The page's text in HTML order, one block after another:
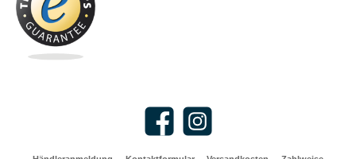
Facebook Instagram